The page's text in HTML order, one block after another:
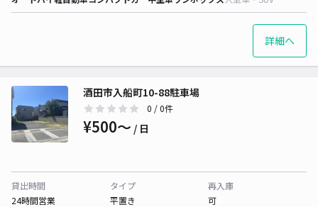
詳細へ
酒田市入船町10-88駐車場
0 / 0件
¥500〜 / 日
貸出時間
24時間営業
タイプ
平置き
再入庫
可